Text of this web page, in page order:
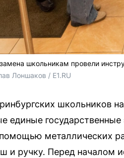
школьникам провели
Лоншаков / E1.RU
школьников
единые
металлических
и ручку. Перед началом